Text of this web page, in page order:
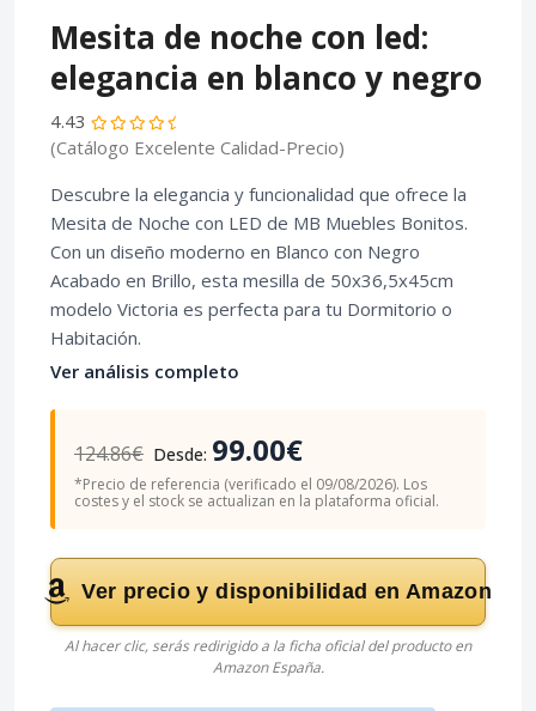
Mesita de noche con led:
elegancia en blanco y negro
4.43
(Catálogo Excelente Calidad-Precio)
Descubre la elegancia y funcionalidad que ofrece la
Mesita de Noche con LED de MB Muebles Bonitos.
Con un diseño moderno en Blanco con Negro
Acabado en Brillo, esta mesilla de 50x36,5x45cm
modelo Victoria es perfecta para tu Dormitorio o
Habitación.
Ver análisis completo
124.86€ Desde: 99.00€
*Precio de referencia (verificado el 09/08/2026). Los
costes y el stock se actualizan en la plataforma oficial.
Ver precio y disponibilidad en Amazon
Al hacer clic, serás redirigido a la ficha oficial del producto en
Amazon España.